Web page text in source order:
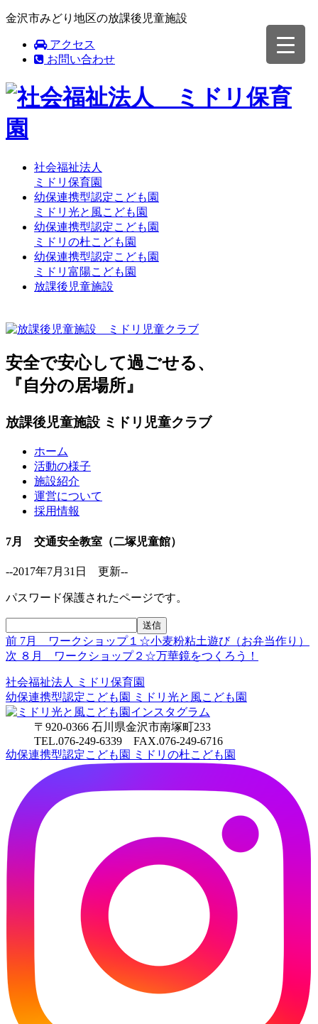
金沢市みどり地区の放課後児童施設
アクセス
お問い合わせ
社会福祉法人
ミドリ保育園
幼保連携型認定こども園
ミドリ光と風こども園
幼保連携型認定こども園
ミドリの杜こども園
幼保連携型認定こども園
ミドリ富陽こども園
放課後児童施設
安全で安心して過ごせる、
『自分の居場所』
放課後児童施設 ミドリ児童クラブ
ホーム
活動の様子
施設紹介
運営について
採用情報
7月 交通安全教室（二塚児童館）
--2017年7月31日 更新--
パスワード保護されたページです。
投
稿
ナ
ビ
ー
ョ
ン
前 前
の
稿:
7月 ワークショップ１☆小麦粉粘土遊び（お弁当作り）
次 次
投
稿:
８月 ワークショップ２☆万華鏡をつくろう！
社会福祉法人
ミドリ保育園
幼保連携型認定こども園
ミドリ光と風こども園
〒920-0366 石川県金沢市南塚町233
TEL.076-249-6339 FAX.076-249-6716
幼保連携型認定こども園
ミドリの杜こども園